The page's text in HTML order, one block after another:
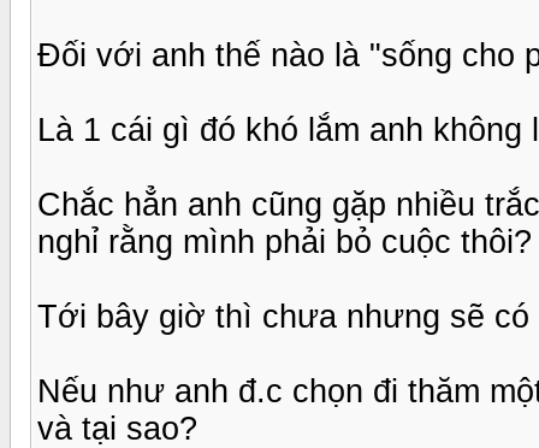
Đối với anh thế nào là "sống cho
Là 1 cái gì đó khó lắm anh không
Chắc hẳn anh cũng gặp nhiều
nghỉ rằng mình phải bỏ cuộc thôi?
Tới bây giờ thì chưa nhưng sẽ
Nếu như anh đ.c chọn đi thăm
và tại sao?